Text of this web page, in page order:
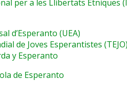
per a les Llibertats Ètniques
d’Esperanto (UEA)
de Joves Esperantistes (TEJO)
y Esperanto
de Esperanto